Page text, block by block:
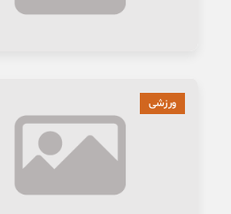
ورزشی